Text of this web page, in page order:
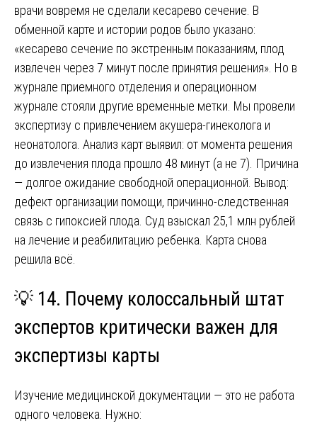
врачи вовремя не сделали кесарево сечение. В
обменной карте и истории родов было указано:
«кесарево сечение по экстренным показаниям, плод
извлечен через 7 минут после принятия решения». Но в
журнале приемного отделения и операционном
журнале стояли другие временные метки. Мы провели
экспертизу с привлечением акушера-гинеколога и
неонатолога. Анализ карт выявил: от момента решения
до извлечения плода прошло 48 минут (а не 7). Причина
— долгое ожидание свободной операционной. Вывод:
дефект организации помощи, причинно-следственная
связь с гипоксией плода. Суд взыскал 25,1 млн рублей
на лечение и реабилитацию ребенка. Карта снова
решила всё.
💡 14. Почему колоссальный штат
экспертов критически важен для
экспертизы карты
Изучение медицинской документации — это не работа
одного человека. Нужно: